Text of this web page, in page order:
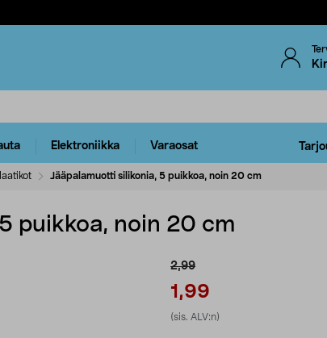
Elektroniikka Varaosat
Jääpalamuotti silikonia, 5 puikkoa, noin 20 cm
puikkoa, noin 20 cm
2,99
1,99
(sis. ALV:n)